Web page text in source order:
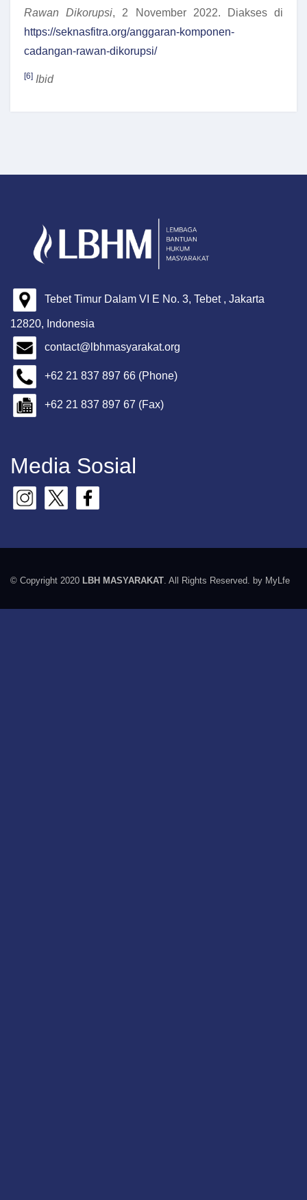
Rawan Dikorupsi, 2 November 2022. Diakses di
https://seknasfitra.org/anggaran-komponen-
cadangan-rawan-dikorupsi/
[6] Ibid
Tebet Timur Dalam VI E No. 3, Tebet , Jakarta
12820, Indonesia
contact@lbhmasyarakat.org
+62 21 837 897 66 (Phone)
+62 21 837 897 67 (Fax)
Media Sosial
© Copyright 2020 LBH MASYARAKAT . All Rights Reserved. by MyLfe